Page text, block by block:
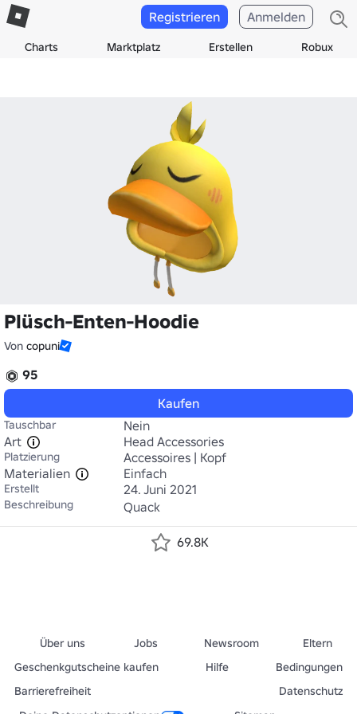
Charts Marktplatz Erstellen Robux
Registrieren Anmelden
Plüsch-Enten-Hoodie
Von copuni
95
Kaufen
Tauschbar
Nein
Art
Head Accessories
Platzierung
Accessoires | Kopf
Materialien
Einfach
Erstellt 24. Juni 2021
Beschreibung Quack
69.8K
Über uns Jobs Newsroom
Eltern
Geschenkgutscheine kaufen
Hilfe
Bedingungen
Barrierefreiheit
Datenschutz